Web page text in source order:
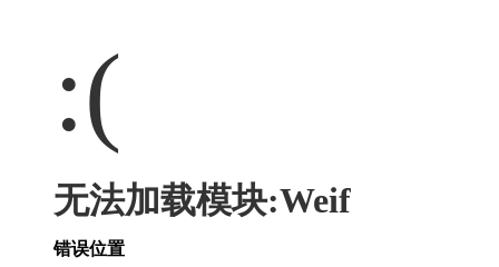
:(
无法加载模块:Weif
错误位置